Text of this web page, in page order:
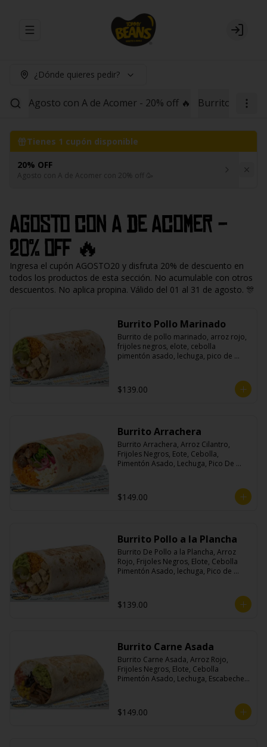
Abrir menu de navegación Login
¿Dónde quieres pedir?
Agosto con A de Acomer - 20% off 🔥 Burritos Red
Tienes 1 cupón disponible
20% OFF
Agosto con A de Acomer con 20% off 🥳
Agosto con A de Acomer -
20% off 🔥
Ingresa el cupón AGOSTO20 y disfruta 20% de descuento en
todos los productos de esta sección. No acumulable con otros
descuentos. No aplica propina. Válido del 01 al 31 de agosto. 🎊
Burrito Pollo Marinado
Burrito de pollo marinado, arroz rojo,
frijoles negros, elote, cebolla
pimentón asado, lechuga, pico de
$139.00
Burrito Arrachera
Burrito Arrachera, Arroz Cilantro,
Frijoles Negros, Eote, Cebolla,
Pimentón Asado, Lechuga, Pico De
$149.00
Burrito Pollo a la Plancha
Burrito De Pollo a la Plancha, Arroz
Rojo, Frijoles Negros, Elote, Cebolla
Pimentón Asado, lechuga, Pico de
$139.00
Burrito Carne Asada
Burrito Carne Asada, Arroz Rojo,
Frijoles Negros, Elote, Cebolla
Pimentón Asado, Lechuga, Escabeche
$149.00